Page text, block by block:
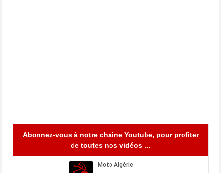
Abonnez-vous à notre chaine Youtube, pour profiter
de toutes nos vidéos …